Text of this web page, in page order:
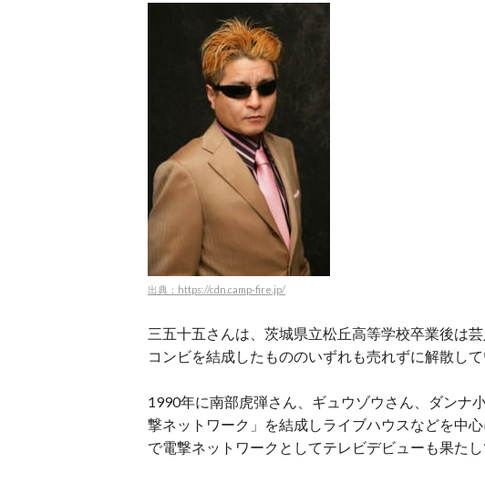
出典：https://cdn.camp-fire.jp/
三五十五さんは、茨城県立松丘高等学校卒業後は
コンビを結成したもののいずれも売れずに解散して
1990年に南部虎弾さん、ギュウゾウさん、ダンナ
撃ネットワーク」を結成しライブハウスなどを中
で電撃ネットワークとしてテレビデビューも果たし